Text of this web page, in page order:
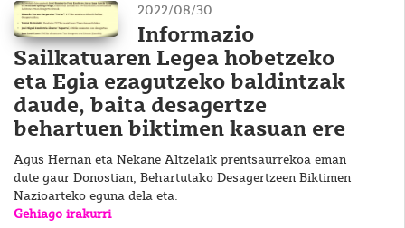
2022/08/30
Informazio
Sailkatuaren Legea hobetzeko
eta Egia ezagutzeko baldintzak
daude, baita desagertze
behartuen biktimen kasuan ere
Agus Hernan eta Nekane Altzelaik prentsaurrekoa eman
dute gaur Donostian, Behartutako Desagertzeen Biktimen
Nazioarteko eguna dela eta.
Gehiago irakurri